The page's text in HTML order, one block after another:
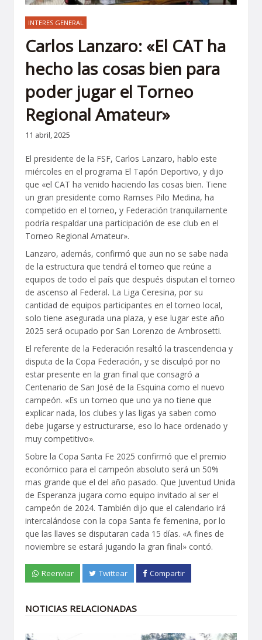
INTERES GENERAL
Carlos Lanzaro: «El CAT ha
hecho las cosas bien para
poder jugar el Torneo
Regional Amateur»
11 abril, 2025
El presidente de la FSF, Carlos Lanzaro, hablo este
miércoles en el programa El Tapón Deportivo, y dijo
que «el CAT ha venido haciendo las cosas bien. Tiene
un gran presidente como Ramses Pilo Medina, ha
competido en el torneo, y Federación tranquilamente
podría respaldar una participación de ese club en el
Torneo Regional Amateur».
Lanzaro, además, confirmó que aun no se sabe nada
de la estructura que tendrá el torneo que reúne a
equipos de todo el país que después disputan el torneo
de ascenso al Federal. La Liga Ceresina, por su
cantidad de equipos participantes en el torneo local,
solo tiene asegurada una plaza, y ese lugar este año
2025 será ocupado por San Lorenzo de Ambrosetti.
El referente de la Federación resaltó la trascendencia y
disputa de la Copa Federación, y se disculpó por no
estar presente en la gran final que consagró a
Centenario de San José de la Esquina como el nuevo
campeón. «Es un torneo que uno ya no tiene que
explicar nada, los clubes y las ligas ya saben como
debe jugarse y estructurarse, eso lo hace ordenado y
muy competitivo».
Sobre la Copa Santa Fe 2025 confirmó que el premio
económico para el campeón absoluto será un 50%
mas grande que el del año pasado. Que Juventud Unida
de Esperanza jugara como equipo invitado al ser el
campeón de 2024. También dijo que el calendario irá
intercalándose con la copa Santa fe femenina, por lo
que las llaves se disputaran cada 15 días. «A fines de
noviembre se estará jugando la gran final» contó.
Reenviar Twittear Compartir
NOTICIAS RELACIONADAS